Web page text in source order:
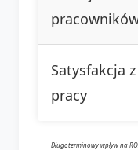
Satysfakcja z
pracy
Długoterminowy wpływ na